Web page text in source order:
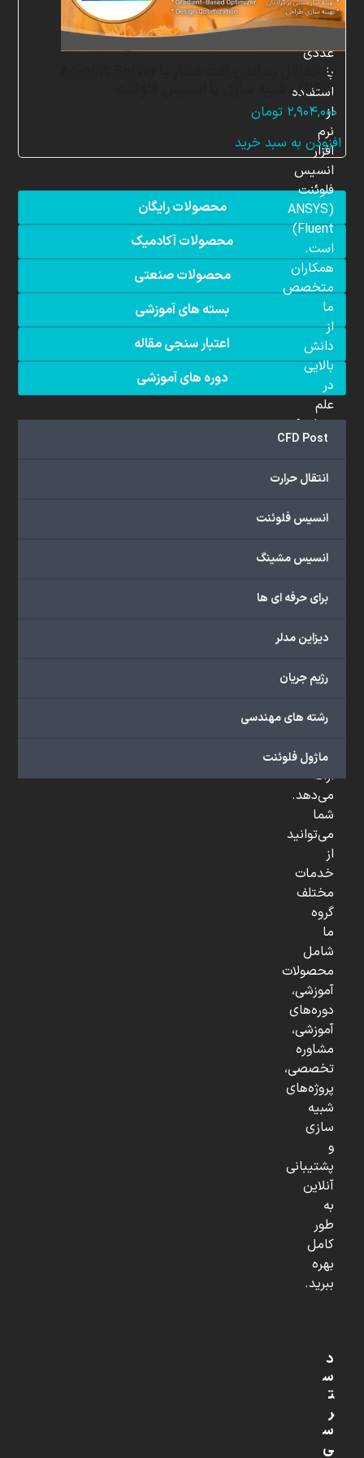
(RBF) ، شبیه سازی با انسیس فلوئنت
۲,۹۰۴,۰۰۰ تومان
افزودن به سبد خرید
محصولات رایگان
محصولات آکادمیک
محصولات صنعتی
بسته های آموزشی
اعتبار سنجی مقاله
دوره های آموزشی
CFD Post
انتقال حرارت
انسیس فلوئنت
انسیس مشینگ
برای حرفه ای ها
دیزاین مدلر
رژیم جریان
رشته های مهندسی
ماژول فلوئنت
شبیه
سازی
عددی
با
استفاده
از
نرم
افزار
انسیس
فلوئنت
(ANSYS
Fluent)
است.
همکاران
متخصص
ما
از
دانش
بالایی
در
علم
دینامیک
سیالات
(CFD)
هستند.
ما
گسترده‌ای
با
دانشگاهی،
صنعتی
...
ارائه
می‌دهد.
شما
می‌توانید
از
خدمات
مختلف
گروه
ما
شامل
محصولات
آموزشی،
دوره‌های
آموزشی،
مشاوره
تخصصی،
پروژه‌های
شبیه
سازی
و
پشتیبانی
آنلاین
به
طور
کامل
بهره
ببرید.
د
س
ت
ر
س
ی